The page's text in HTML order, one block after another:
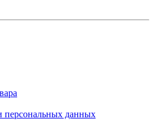
персональных данных